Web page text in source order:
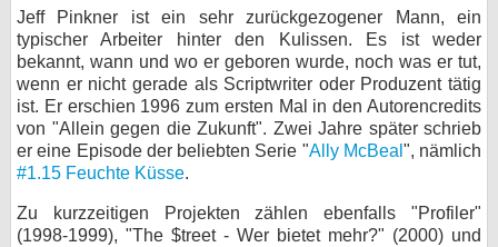
Jeff Pinkner ist ein sehr zurückgezogener Mann, ein
typischer Arbeiter hinter den Kulissen. Es ist weder
bekannt, wann und wo er geboren wurde, noch was er tut,
wenn er nicht gerade als Scriptwriter oder Produzent tätig
ist. Er erschien 1996 zum ersten Mal in den Autorencredits
von "Allein gegen die Zukunft". Zwei Jahre später schrieb
er eine Episode der beliebten Serie "Ally McBeal ", nämlich
#1.15 Feuchte Küsse.
Zu kurzzeitigen Projekten zählen ebenfalls "Profiler"
(1998-1999), "The $treet - Wer bietet mehr?" (2000) und
Forum
bei X
bei Facebook
Kontakt